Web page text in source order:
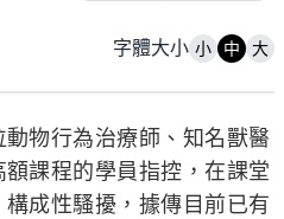
字體大小 小 中 大
動物行為治療師、知名獸醫
課程的學員指控，在課堂
成性騷擾，據傳目前已有